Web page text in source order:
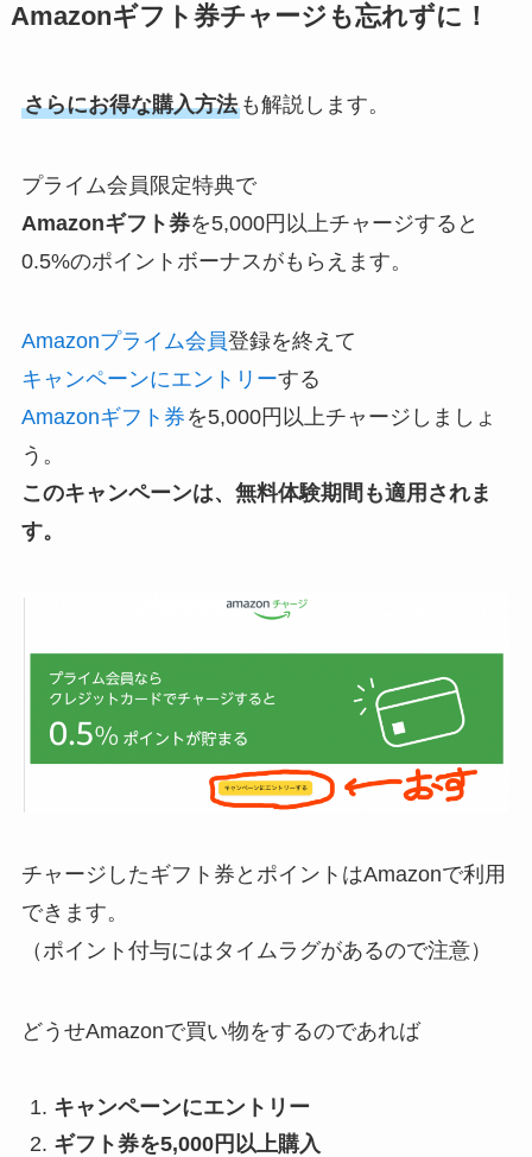
Amazonギフト券チャージも忘れずに！
さらにお得な購入方法も解説します。
プライム会員限定特典で
Amazonギフト券を5,000円以上チャージすると
0.5%のポイントボーナスがもらえます。
Amazonプライム会員登録を終えて
キャンペーンにエントリーする
Amazonギフト券 を5,000円以上チャージしましょ
う。
このキャンペーンは、無料体験期間も適用されま
す。
チャージしたギフト券とポイントはAmazonで利用
できます。
（ポイント付与にはタイムラグがあるので注意）
どうせAmazonで買い物をするのであれば
キャンペーンにエントリー
ギフト券を5,000円以上購入